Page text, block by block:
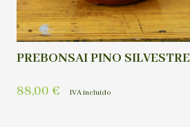
PREBONSAI PINO SILVESTRE
88,00 € IVA incluído